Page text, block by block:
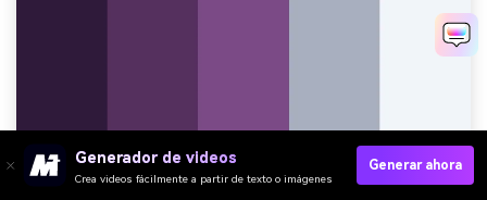
Generador de videos
Crea videos fácilmente a partir de texto o imágenes
Generar ahora